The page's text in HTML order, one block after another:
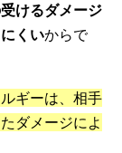
けるダメージ
くいからで
ギーは、相手
ダメージによ